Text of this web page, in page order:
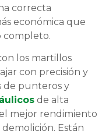
correcta
económica que
completo.
los martillos
con precisión y
de punteros y
de alta
mejor rendimiento
Están